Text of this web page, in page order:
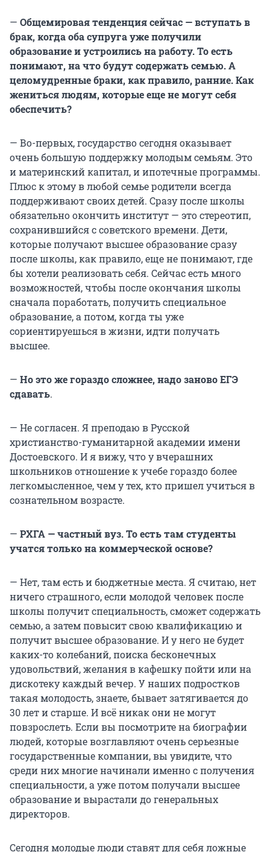
— Общемировая тенденция сейчас — вступать в
брак, когда оба супруга уже получили
образование и устроились на работу. То есть
понимают, на что будут содержать семью. А
целомудренные браки, как правило, ранние. Как
жениться людям, которые еще не могут себя
обеспечить?
— Во-первых, государство сегодня оказывает
очень большую поддержку молодым семьям. Это
и материнский капитал, и ипотечные программы.
Плюс к этому в любой семье родители всегда
поддерживают своих детей. Сразу после школы
обязательно окончить институт — это стереотип,
сохранившийся с советского времени. Дети,
которые получают высшее образование сразу
после школы, как правило, еще не понимают, где
бы хотели реализовать себя. Сейчас есть много
возможностей, чтобы после окончания школы
сначала поработать, получить специальное
образование, а потом, когда ты уже
сориентируешься в жизни, идти получать
высшее.
— Но это же гораздо сложнее, надо заново ЕГЭ
сдавать.
— Не согласен. Я преподаю в Русской
христианство-гуманитарной академии имени
Достоевского. И я вижу, что у вчерашних
школьников отношение к учебе гораздо более
легкомысленное, чем у тех, кто пришел учиться в
сознательном возрасте.
— РХГА — частный вуз. То есть там студенты
учатся только на коммерческой основе?
— Нет, там есть и бюджетные места. Я считаю, нет
ничего страшного, если молодой человек после
школы получит специальность, сможет содержать
семью, а затем повысит свою квалификацию и
получит высшее образование. И у него не будет
каких-то колебаний, поиска бесконечных
удовольствий, желания в кафешку пойти или на
дискотеку каждый вечер. У наших подростков
такая молодость, знаете, бывает затягивается до
30 лет и старше. И всё никак они не могут
повзрослеть. Если вы посмотрите на биографии
людей, которые возглавляют очень серьезные
государственные компании, вы увидите, что
среди них многие начинали именно с получения
специальности, а уже потом получали высшее
образование и вырастали до генеральных
директоров.
Сегодня молодые люди ставят для себя ложные